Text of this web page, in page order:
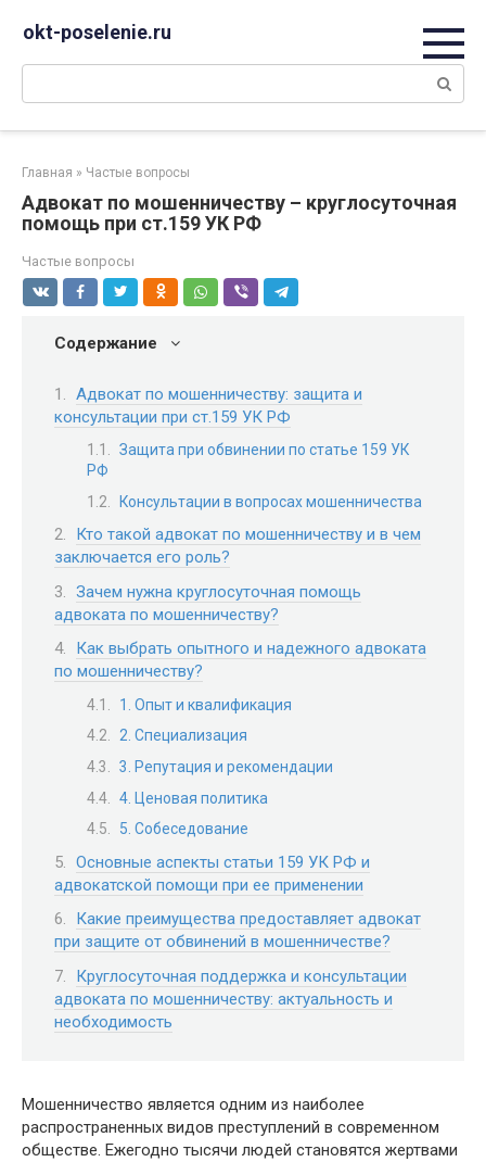
okt-poselenie.ru
Поиск:
Главная » Частые вопросы
Адвокат по мошенничеству – круглосуточная
помощь при ст.159 УК РФ
Частые вопросы
Содержание
Адвокат по мошенничеству: защита и
консультации при ст.159 УК РФ
Защита при обвинении по статье 159 УК
РФ
Консультации в вопросах мошенничества
Кто такой адвокат по мошенничеству и в чем
заключается его роль?
Зачем нужна круглосуточная помощь
адвоката по мошенничеству?
Как выбрать опытного и надежного адвоката
по мошенничеству?
1. Опыт и квалификация
2. Специализация
3. Репутация и рекомендации
4. Ценовая политика
5. Собеседование
Основные аспекты статьи 159 УК РФ и
адвокатской помощи при ее применении
Какие преимущества предоставляет адвокат
при защите от обвинений в мошенничестве?
Круглосуточная поддержка и консультации
адвоката по мошенничеству: актуальность и
необходимость
Мошенничество является одним из наиболее
распространенных видов преступлений в современном
обществе. Ежегодно тысячи людей становятся жертвами